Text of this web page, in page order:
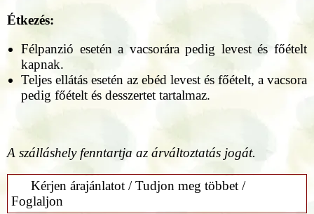
Étkezés:
Félpanzió esetén a vacsorára pedig levest és főételt
kapnak.
Teljes ellátás esetén az ebéd levest és főételt, a vacsora
pedig főételt és desszertet tartalmaz.
A szálláshely fenntartja az árváltoztatás jogát.
Kérjen árajánlatot / Tudjon meg többet /
Foglaljon